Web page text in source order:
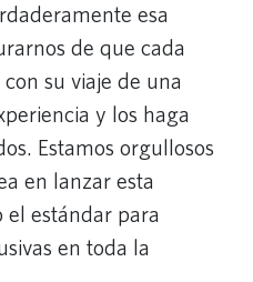
esa
de que cada
su viaje de una
y los haga
Estamos orgullosos
en lanzar esta
el estándar para
en toda la